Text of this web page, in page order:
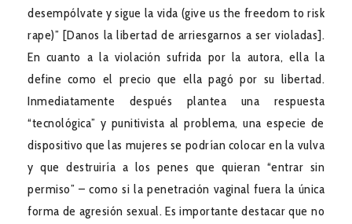
desempólvate y sigue la vida (give us the freedom to risk
rape)” [Danos la libertad de arriesgarnos a ser violadas].
En cuanto a la violación sufrida por la autora, ella la
define como el precio que ella pagó por su libertad.
Inmediatamente después plantea una respuesta
“tecnológica” y punitivista al problema, una especie de
dispositivo que las mujeres se podrían colocar en la vulva
y que destruiría a los penes que quieran “entrar sin
permiso” – como si la penetración vaginal fuera la única
forma de agresión sexual. Es importante destacar que no